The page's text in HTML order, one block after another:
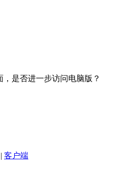
是否进一步访问电脑版？
| 客户端